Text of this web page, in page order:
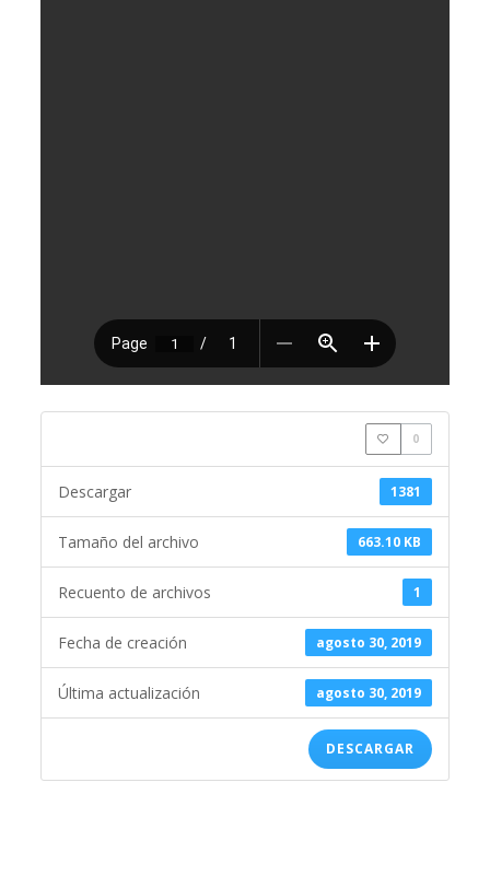
0
1381
Descargar
663.10 KB
Tamaño del archivo
1
Recuento de archivos
agosto 30, 2019
Fecha de creación
agosto 30, 2019
Última actualización
DESCARGAR